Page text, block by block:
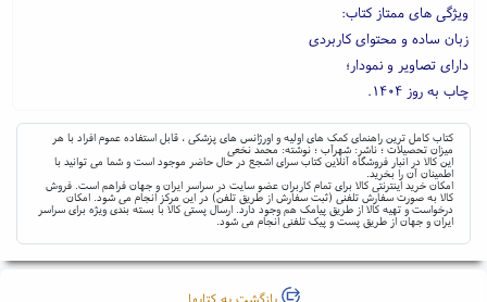
ویژگی های ممتاز کتاب:
زبان ساده و محتوای کاربردی
دارای تصاویر و نمودار؛
چاب به روز ۱۴۰۴.
کتاب کامل ترین راهنمای کمک های اولیه و اورژانس های پزشکی ، قابل استفاده عموم افراد با هر
میزان تحصیلات ؛ ناشر: شهرآب ؛ نوشته: محمد نخعی
این کالا در انبار فروشگاه آنلاین کتاب سرای اشجع در حال حاضر موجود است و شما می توانید با
اطمینان آن را بخرید.
امکان خرید اینترنتی کالا برای تمام کاربران عضو سایت در سراسر ایران و جهان فراهم است. فروش
کالا به صورت سفارش تلفنی (ثبت سفارش از طریق تلفن) در این مرکز انجام می شود. امکان
درخواست و تهیه کالا از طریق پیامک هم وجود دارد. ارسال پستی کالا با بسته بندی ویژه برای سراسر
ایران و جهان از طریق پست و پیک تلفنی انجام می شود.